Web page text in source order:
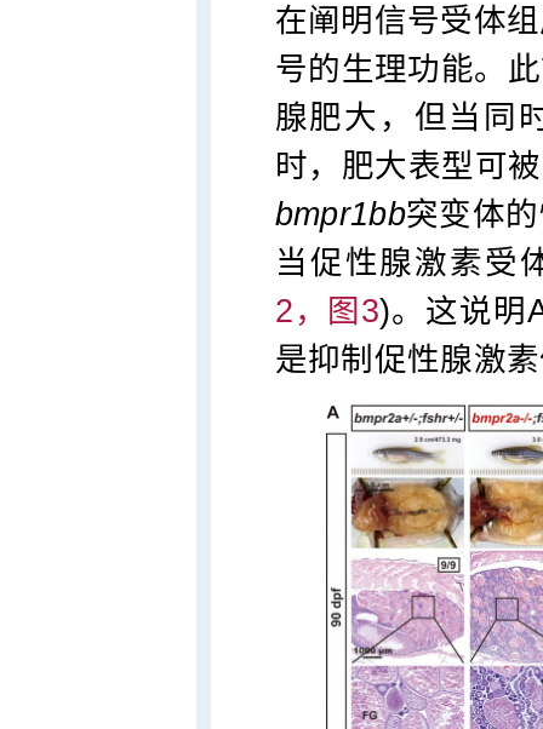
在阐明信号受体
号的生理功能。
腺肥大，但当同
时，肥大表型可
bmpr1bb突变体
当促性腺激素受
2，图3)。这说明
是抑制促性腺激